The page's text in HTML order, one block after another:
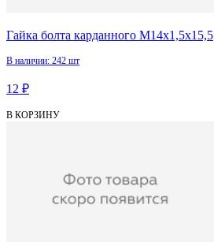
Гайка болта карданного М14х1,5х15,5
В наличии: 242 шт
12 ₽
В КОРЗИНУ